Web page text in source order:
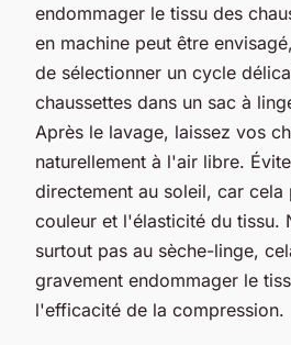
endommager le tissu des
en machine peut être
de sélectionner un cycle
chaussettes dans un sac à
Après le lavage, laissez vos
naturellement à l'air libre.
directement au soleil, car
couleur et l'élasticité du tissu.
surtout pas au sèche-linge,
gravement endommager le
l'efficacité de la compression.